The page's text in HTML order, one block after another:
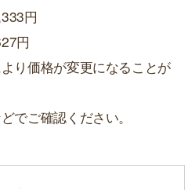
円
円
り価格が変更になることが
でご確認ください。